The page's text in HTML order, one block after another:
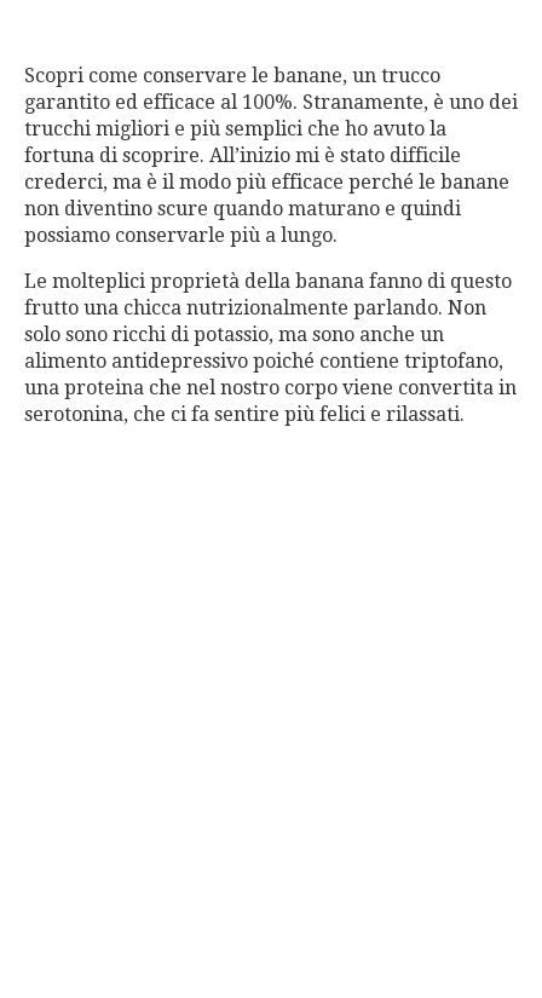
Scopri come conservare le banane, un trucco
garantito ed efficace al 100%. Stranamente, è uno dei
trucchi migliori e più semplici che ho avuto la
fortuna di scoprire. All’inizio mi è stato difficile
crederci, ma è il modo più efficace perché le banane
non diventino scure quando maturano e quindi
possiamo conservarle più a lungo.
Le molteplici proprietà della banana fanno di questo
frutto una chicca nutrizionalmente parlando. Non
solo sono ricchi di potassio, ma sono anche un
alimento antidepressivo poiché contiene triptofano,
una proteina che nel nostro corpo viene convertita in
serotonina, che ci fa sentire più felici e rilassati.